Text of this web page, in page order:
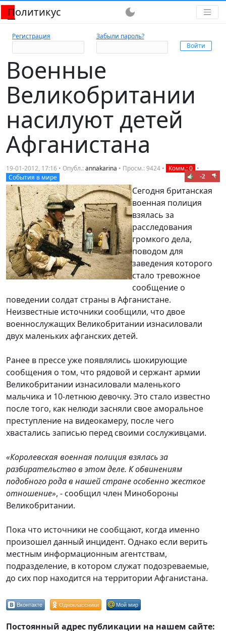
Политикус dark_mode
Регистрация Забыли пароль?
Военные
Великобритании
насилуют детей
Афганистана
19-01-2012, 17:16 • Опубл.:annakarina • Просм.: 9424 • Комм.: 0 •
События в мире
-2
Сегодня британская
военная полиция
взялась за
расследования
громкого дела,
поводом для
заведения которого
стало тревожное
сообщение о
поведении солдат страны в Афганистане.
Неизвестные источники сообщили, что двое
военнослужащих Великобритании изнасиловали
двух маленьких афганских детей.
Ранее в прессе уже появлялись шокирующие
сообщения о том, что рядовой и сержант армии
Великобритании изнасиловали маленького
мальчика и 10-летнюю девочку. Это стало известно
после того, как нелюди засняли свое аморальное
преступление на видеокамеру, после чего
хвастались записью перед своими сослуживцами.
«Королевская военная полиция взялась за
разбирательство в этом деле. К обвинениям
подобного рода в нашей стране особенно жесткое
отношение», - сообщил член Минобороны
Великобритании.
Пока что источники не сообщают, когда именно
произошел данный инцидент. Однако если верить
местным информационным агентствам,
подразделение, в котором служат подозреваемые,
до сих пор находится на территории Афганистана.
Вконтакте Одноклассники Мой мир
Постоянный адрес публикации на нашем сайте: